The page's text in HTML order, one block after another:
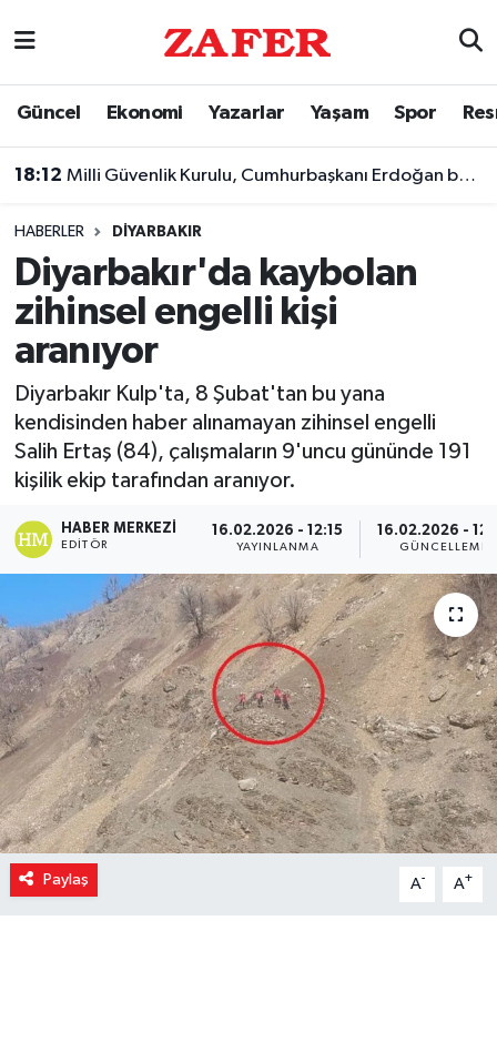
Güncel Ekonomi Yazarlar Yaşam Spor
18:12 Milli Güvenlik Kurulu, Cumhurbaşkanı Erdoğan başkanlığında toplandı
HABERLER DIYARBAKIR
Diyarbakır'da kaybolan
zihinsel engelli kişi
aranıyor
Diyarbakır Kulp'ta, 8 Şubat'tan bu yana
kendisinden haber alınamayan zihinsel engelli
Salih Ertaş (84), çalışmaların 9'uncu gününde 191
kişilik ekip tarafından aranıyor.
HABER MERKEZI
EDITÖR
16.02.2026 - 12:15
YAYINLANMA
16.02.2026 -
GÜNCELLEME
Paylaş A- A+
Nöbetçi Eczaneler
Trafik Durumu
Süper Lig Puan Durumu ve Fikstür
Tüm Manşetler
Son Dakika Haberleri
Haber Arşivi